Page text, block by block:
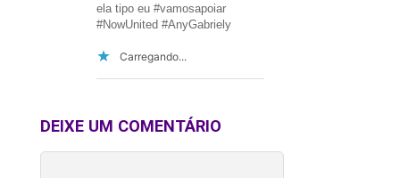
ela tipo eu #vamosapoiar
#NowUnited #AnyGabriely
Carregando...
DEIXE UM COMENTÁRIO